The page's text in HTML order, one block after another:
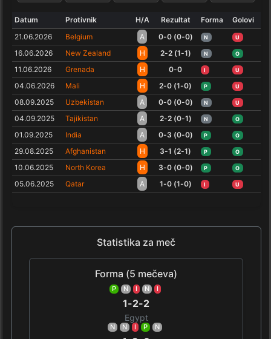
Datum Protivnik H/A Rezultat Forma
Golovi
21.06.2026
Belgium A 0-0 (0-0) N U
16.06.2026 New Zealand H 2-2 (1-1) N O
11.06.2026 Grenada H 0-0 I U
04.06.2026 Mali H 2-0 (1-0) P U
08.09.2025 Uzbekistan A 0-0 (0-0) N U
04.09.2025 Tajikistan A 2-2 (0-1) N O
01.09.2025 India A 0-3 (0-0) P O
29.08.2025 Afghanistan H 3-1 (2-1) P O
10.06.2025 North Korea H 3-0 (0-0) P O
05.06.2025 Qatar A 1-0 (1-0) I U
Statistika za meč
Forma (5 mečeva)
P N I N I
1-2-2
Egypt
N N I P N